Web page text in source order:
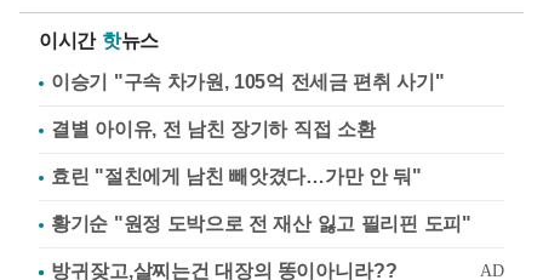
이시간 핫뉴스
이승기 "구속 차가원, 105억 전세금 편취 사기"
결별 아이유, 전 남친 장기하 직접 소환
효린 "절친에게 남친 빼앗겼다…가만 안 둬"
황기순 "원정 도박으로 전 재산 잃고 필리핀 도피"